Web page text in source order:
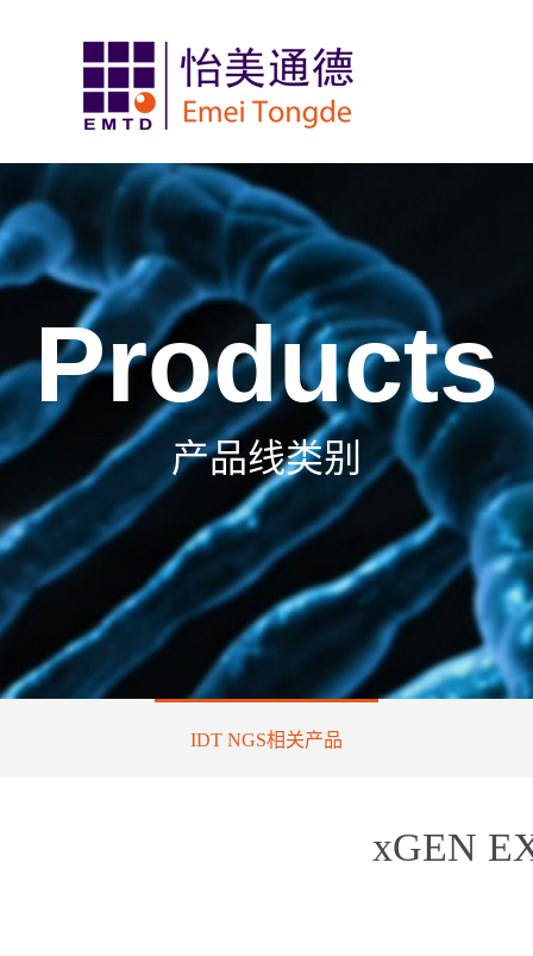
Products
产品线类别
IDT NGS相关产品
xGEN